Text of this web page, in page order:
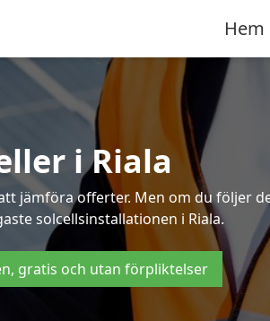
Hem
i Riala
jämföra offerter. Men om du följer
solcellsinstallationen i Riala.
gratis och utan förpliktelser